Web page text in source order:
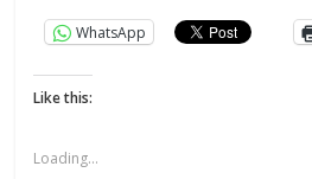
WhatsApp
Like this:
Loading...